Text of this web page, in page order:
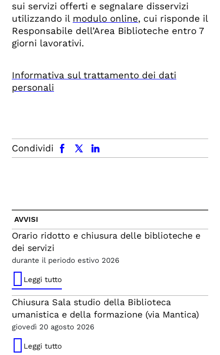
sui servizi offerti e segnalare disservizi
utilizzando il modulo online, cui risponde il
Responsabile dell’Area Biblioteche entro 7
giorni lavorativi.
Informativa sul trattamento dei dati
personali
Condividi
facebook x.com linkedin
AVVISI
Orario ridotto e chiusura delle biblioteche e
dei servizi
durante il periodo estivo 2026
Leggi tutto
Chiusura Sala studio della Biblioteca
umanistica e della formazione (via Mantica)
giovedì 20 agosto 2026
Leggi tutto